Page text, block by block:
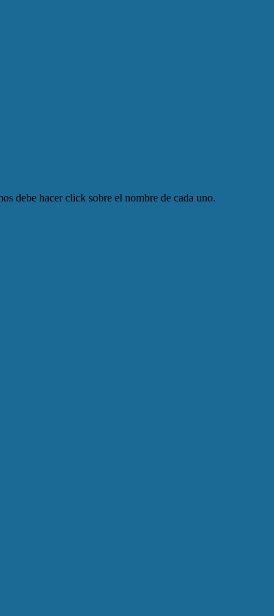
debe hacer click sobre el nombre de cada uno.